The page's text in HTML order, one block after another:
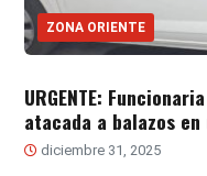
ZONA ORIENTE
URGENTE:
atacada a balazos
diciembre 31, 2025